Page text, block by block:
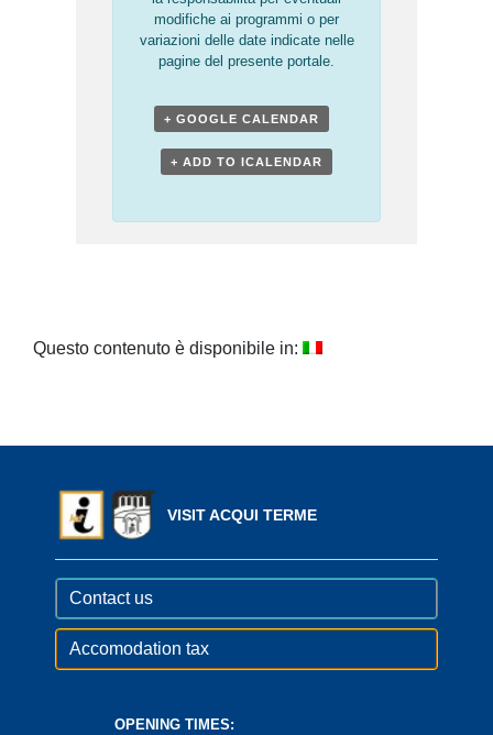
modifiche ai programmi o per
variazioni delle date indicate nelle
pagine del presente portale.
+ GOOGLE CALENDAR
+ ADD TO ICALENDAR
Questo contenuto è disponibile in:
VISIT ACQUI TERME
Contact us
Accomodation tax
OPENING TIMES: